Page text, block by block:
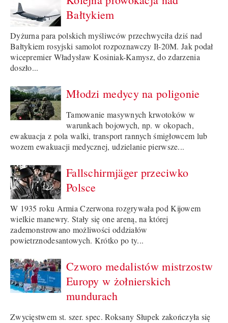
Bałtykiem
Dyżurna para polskich myśliwców przechwyciła dziś nad
Bałtykiem rosyjski samolot rozpoznawczy Ił-20M. Jak podał
wicepremier Władysław Kosiniak-Kamysz, do zdarzenia
doszło...
Młodzi medycy na poligonie
Tamowanie masywnych krwotoków w
warunkach bojowych, np. w okopach,
ewakuacja z pola walki, transport rannych śmigłowcem lub
wozem ewakuacji medycznej, udzielanie pierwsze...
Fallschirmjäger przeciwko
Polsce
W 1935 roku Armia Czerwona rozgrywała pod Kijowem
wielkie manewry. Stały się one areną, na której
zademonstrowano możliwości oddziałów
powietrznodesantowych. Krótko po ty...
Czworo medalistów mistrzostw
Europy w żołnierskich
mundurach
Zwycięstwem st. szer. spec. Roksany Słupek zakończyła się